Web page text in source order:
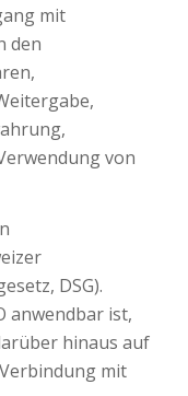
mit
den
von
DSG).
anwendbar ist,
hinaus auf
mit